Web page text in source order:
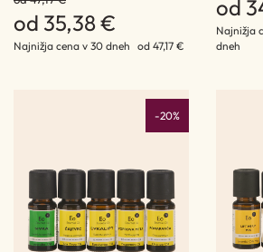
od 35,38 €
Najnižja cena v 30 dneh od 47,17 €
od
Najnižja
dneh
-20%